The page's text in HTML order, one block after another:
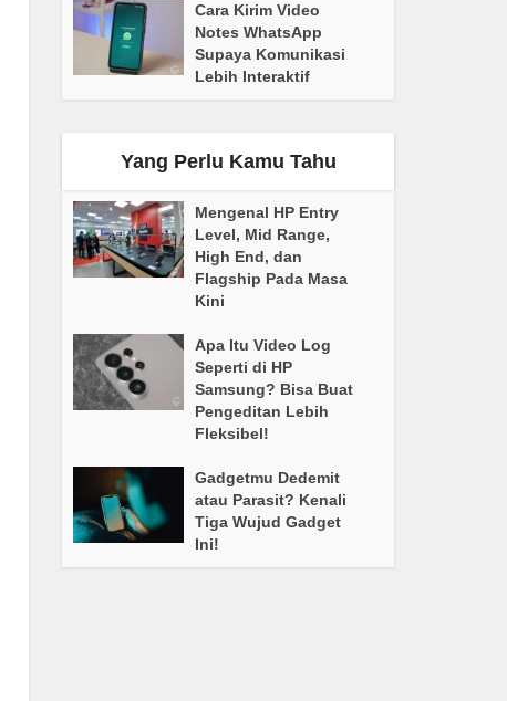
Cara Kirim Video
Notes WhatsApp
Supaya Komunikasi
Lebih Interaktif
Yang Perlu Kamu Tahu
Mengenal HP Entry
Level, Mid Range,
High End, dan
Flagship Pada Masa
Kini
Apa Itu Video Log
Seperti di HP
Samsung? Bisa Buat
Pengeditan Lebih
Fleksibel!
Gadgetmu Dedemit
atau Parasit? Kenali
Tiga Wujud Gadget
Ini!